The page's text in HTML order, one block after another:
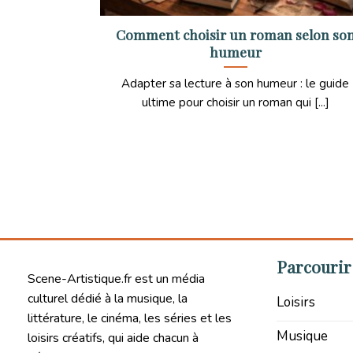
Comment choisir un roman selon
humeur
Adapter sa lecture à son humeur : le guide
ultime pour choisir un roman qui [...]
Scene-Artistique.fr est un média
culturel dédié à la musique, la
littérature, le cinéma, les séries et les
loisirs créatifs, qui aide chacun à
Loisirs
Musique